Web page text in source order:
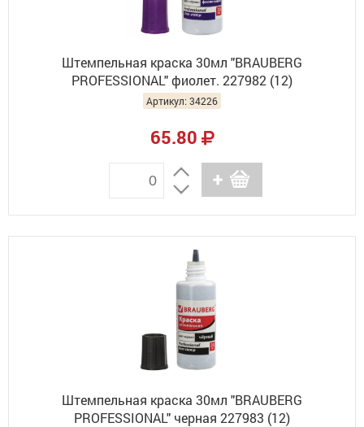
Штемпельная краска 30мл "BRAUBERG
PROFESSIONAL" фиолет. 227982 (12)
Артикул: 34226
65.80
Штемпельная краска 30мл "BRAUBERG
PROFESSIONAL" черная 227983 (12)